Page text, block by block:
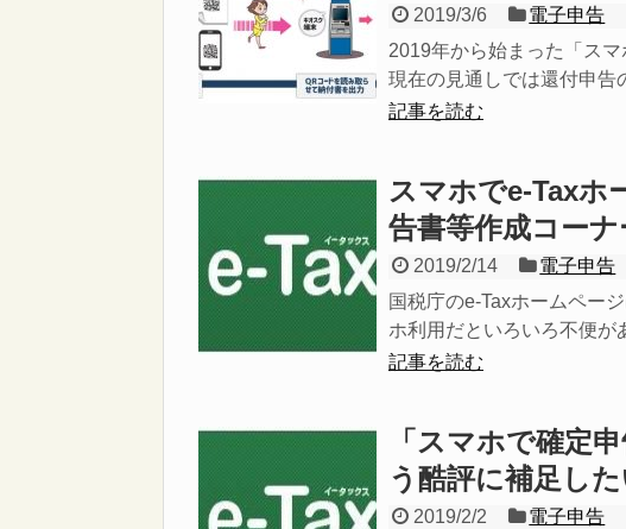
2019/3/6
電子申告
2019年から始まった「スマ
現在の見通しでは還付申告
記事を読む
スマホでe-Taxホ
告書等作成コー
2019/2/14
電子申告
国税庁のe-Taxホームペー
ホ利用だといろいろ不便が
記事を読む
「スマホで確定
う酷評に補足し
2019/2/2
電子申告